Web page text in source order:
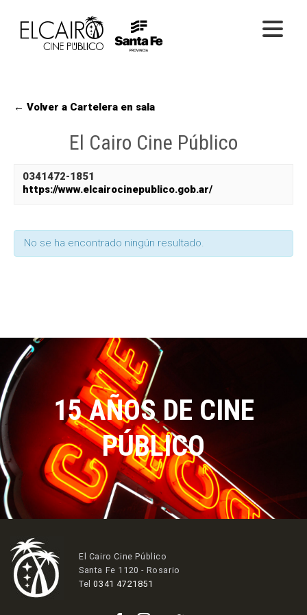
PELÍCULAS EN SALA
← Volver a Cartelera en sala
El Cairo Cine Público
0341472-1851
https://www.elcairocinepublico.gob.ar/
No se ha encontrado ningún resultado.
15 AÑOS DE CINE
PÚBLICO
El Cairo Cine Público
Santa Fe 1120 - Rosario
Tel0341 4721851